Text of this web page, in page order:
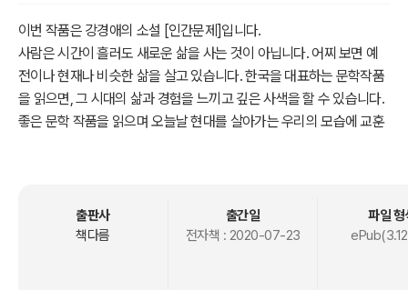
이번 작품은 강경애의 소설 [인간문제]입니다.
사람은 시간이 흘러도 새로운 삶을 사는 것이 아닙니다. 어찌 보면 예
전이나 현재나 비슷한 삶을 살고 있습니다. 한국을 대표하는 문학작품
을 읽으면, 그 시대의 삶과 경험을 느끼고 깊은 사색을 할 수 있습니다.
좋은 문학 작품을 읽으며 오늘날 현대를 살아가는 우리의 모습에 교훈
출판사
책다름
출간일
전자책 : 2020-07-23
파일 형